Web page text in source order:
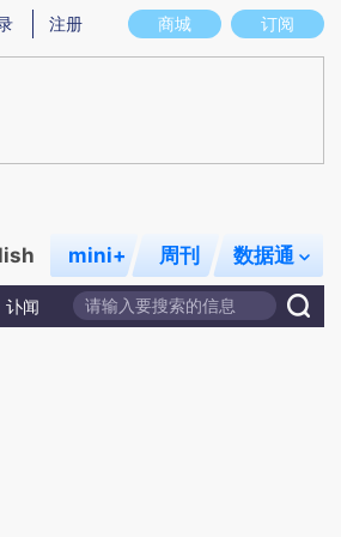
意图存在偏差。不代表财新观点和立场。推荐点
商城 订阅
注册
mini+ 周刊 数据通
讣闻